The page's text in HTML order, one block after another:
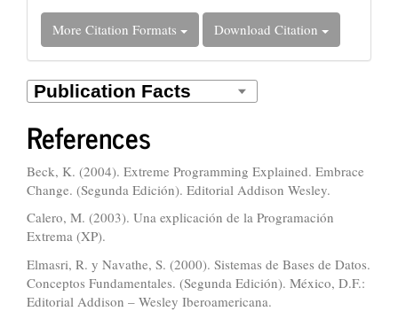
More Citation Formats Download Citation
References
Beck, K. (2004). Extreme Programming Explained. Embrace
Change. (Segunda Edición). Editorial Addison Wesley.
Calero, M. (2003). Una explicación de la Programación
Extrema (XP).
Elmasri, R. y Navathe, S. (2000). Sistemas de Bases de Datos.
Conceptos Fundamentales. (Segunda Edición). México, D.F.:
Editorial Addison – Wesley Iberoamericana.